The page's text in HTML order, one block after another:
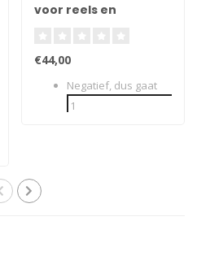
voor reels en
€44,00
Negatief, dus gaat